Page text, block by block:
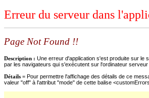
Erreur du serveur dans
Page Not Found !!
Description : Une erreur d'application s'est produite sur le
par les navigateurs qui s'exécutent sur l'ordinateur serveur
Détails = Pour permettre l'affichage des détails de ce
valeur "off" à l'attribut "mode" de cette balise